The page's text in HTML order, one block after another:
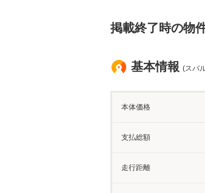
掲載終了時の物
基本情報 (スバ
本体価格
支払総額
走行距離